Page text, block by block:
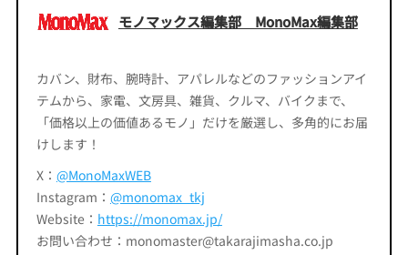
モノマックス編集部 MonoMax編集部
カバン、財布、腕時計、アパレルなどのファッションアイ
テムから、家電、文房具、雑貨、クルマ、バイクまで、
「価格以上の価値あるモノ」だけを厳選し、多角的にお届
けします！
X： @MonoMaxWEB
Instagram： @monomax_tkj
Website： https://monomax.jp/
お問い合わせ：monomaster@takarajimasha.co.jp